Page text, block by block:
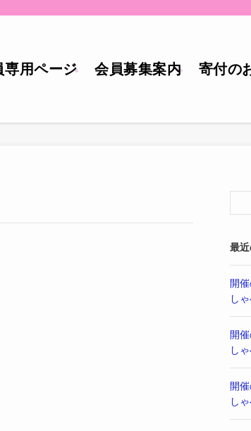
専用ページ 会員募集案内 寄付の
最
開
し
開
し
開
し